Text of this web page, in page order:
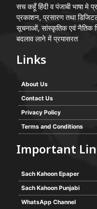
सच कहूँ हिंदी व पंजाबी भाषा मे
प्रकाशन, प्रसारण तथा
सूचनाओं, सांस्कृतिक एवं नैतिक
बदलाव लाने में प्रयासरत
Links
About Us
Contact Us
Privacy Policy
Terms and Conditions
Important
Sach Kahoon Epaper
Sach Kahoon Punjabi
WhatsApp Channel